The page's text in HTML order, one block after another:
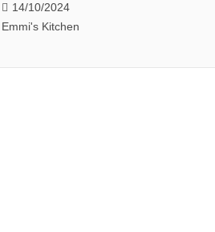
14/10/2024
Emmi's Kitchen